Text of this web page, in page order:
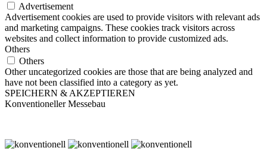
Advertisement
Advertisement cookies are used to provide visitors with relevant ads
and marketing campaigns. These cookies track visitors across
websites and collect information to provide customized ads.
Others
Others
Other uncategorized cookies are those that are being analyzed and
have not been classified into a category as yet.
SPEICHERN & AKZEPTIEREN
Konventioneller Messebau